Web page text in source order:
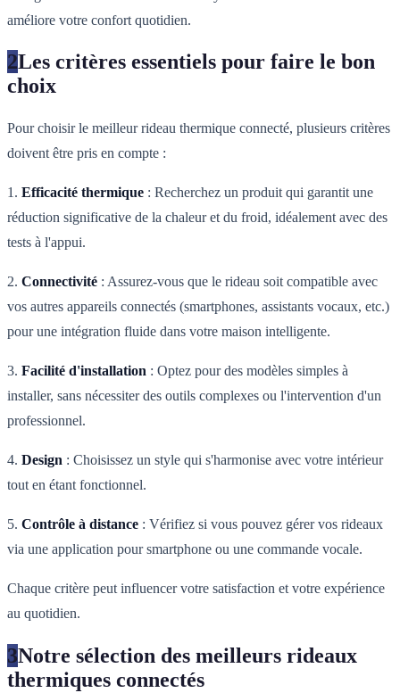
améliore votre confort quotidien.
2Les critères essentiels pour faire le bon
choix
Pour choisir le meilleur rideau thermique connecté, plusieurs critères
doivent être pris en compte :
1. Efficacité thermique : Recherchez un produit qui garantit une
réduction significative de la chaleur et du froid, idéalement avec des
tests à l'appui.
2. Connectivité : Assurez-vous que le rideau soit compatible avec
vos autres appareils connectés (smartphones, assistants vocaux, etc.)
pour une intégration fluide dans votre maison intelligente.
3. Facilité d'installation : Optez pour des modèles simples à
installer, sans nécessiter des outils complexes ou l'intervention d'un
professionnel.
4. Design : Choisissez un style qui s'harmonise avec votre intérieur
tout en étant fonctionnel.
5. Contrôle à distance : Vérifiez si vous pouvez gérer vos rideaux
via une application pour smartphone ou une commande vocale.
Chaque critère peut influencer votre satisfaction et votre expérience
au quotidien.
3Notre sélection des meilleurs rideaux
thermiques connectés